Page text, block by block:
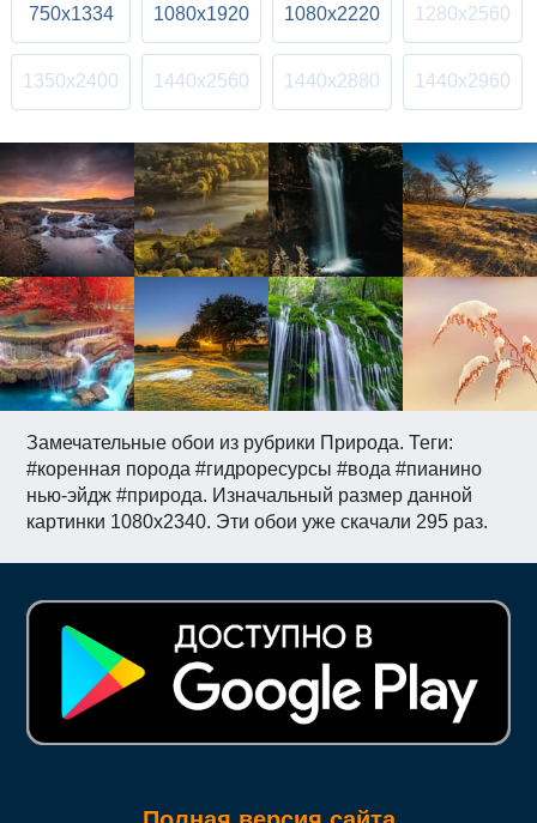
Замечательные обои из рубрики Природа. Теги:
#коренная порода #гидроресурсы #вода #пианино
нью-эйдж #природа. Изначальный размер данной
картинки 1080x2340. Эти обои уже скачали 295 раз.
750x1334 1080x1920 1080x2220 1280x2560
1350x2400 1440x2560 1440x2880 1440x2960